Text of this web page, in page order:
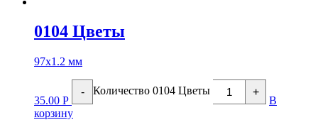
0104 Цветы
97х1.2 мм
35.00 Р
- Количество 0104 Цветы +
В
корзину